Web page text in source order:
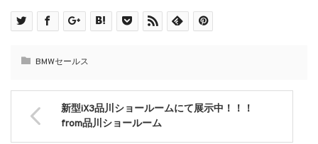
BMWセールス
新型iX3品川ショールームにて展示中！！！
from品川ショールーム